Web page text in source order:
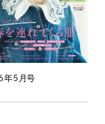
年5月号